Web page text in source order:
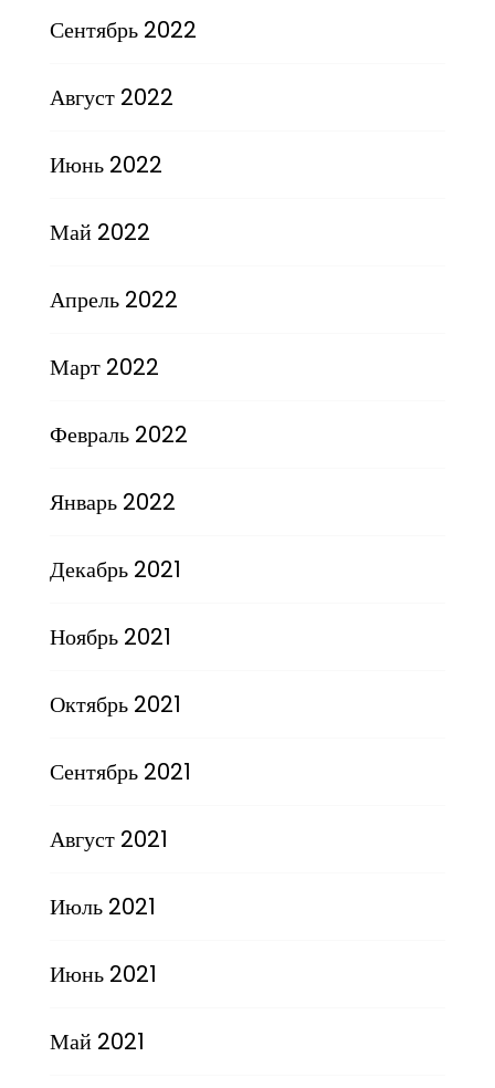
Сентябрь 2022
Август 2022
Июнь 2022
Май 2022
Апрель 2022
Март 2022
Февраль 2022
Январь 2022
Декабрь 2021
Ноябрь 2021
Октябрь 2021
Сентябрь 2021
Август 2021
Июль 2021
Июнь 2021
Май 2021